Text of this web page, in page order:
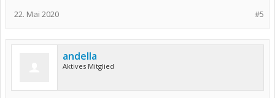
#5
22. Mai 2020
andella
Aktives Mitglied